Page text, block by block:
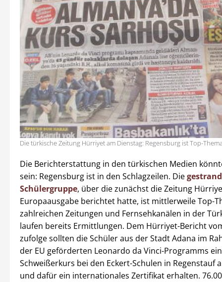
Die türkische Zeitung Hürriyet am Dienstag: Regensburg ist Top-
Die Berichterstattung in den türkischen Medien
sein: Regensburg ist in den Schlagzeilen. Die
Schülergruppe, über die zunächst die Zeitung
Europaausgabe berichtet hatte, ist mittlerweile Top-
zahlreichen Zeitungen und Fernsehkanälen in der
laufen bereits Ermittlungen. Dem Hürriyet-Bericht
zufolge sollten die Schüler aus der Stadt Adana im
der EU geförderten Leonardo da Vinci-Programms
Schweißerkurs bei den Eckert-Schulen in Regenstauf
und dafür ein internationales Zertifikat erhalten.